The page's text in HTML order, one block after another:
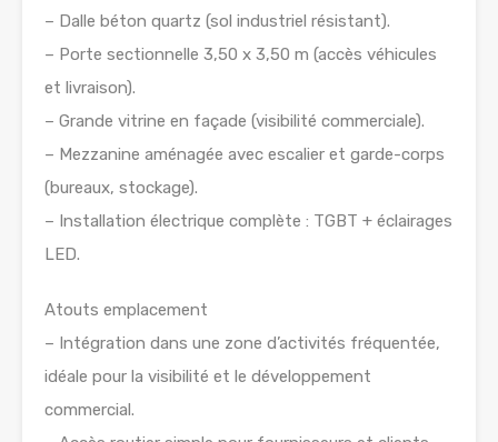
– Dalle béton quartz (sol industriel résistant).
– Porte sectionnelle 3,50 x 3,50 m (accès véhicules
et livraison).
– Grande vitrine en façade (visibilité commerciale).
– Mezzanine aménagée avec escalier et garde-corps
(bureaux, stockage).
– Installation électrique complète : TGBT + éclairages
LED.
Atouts emplacement
– Intégration dans une zone d’activités fréquentée,
idéale pour la visibilité et le développement
commercial.